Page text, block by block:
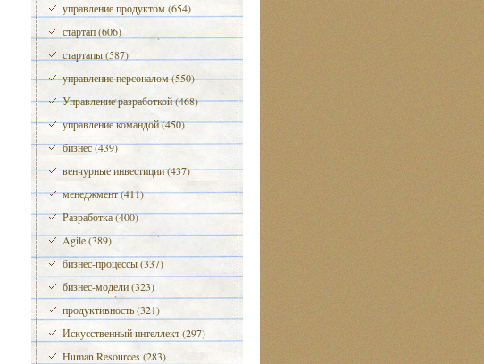
управление продуктом (654)
стартап (606)
стартапы (587)
управление персоналом (550)
Управление разработкой (468)
управление командой (450)
бизнес (439)
венчурные инвестиции (437)
менеджмент (411)
Разработка (400)
Agile (389)
бизнес-процессы (337)
бизнес-модели (323)
продуктивность (321)
Искусственный интеллект (297)
Human Resources (283)